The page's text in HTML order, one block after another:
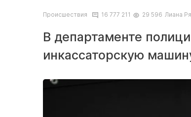
Происшествия 16 777 211 29 596 Лиана
В департаменте
инкассаторскую